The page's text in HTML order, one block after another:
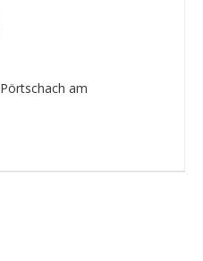
Pörtschach am